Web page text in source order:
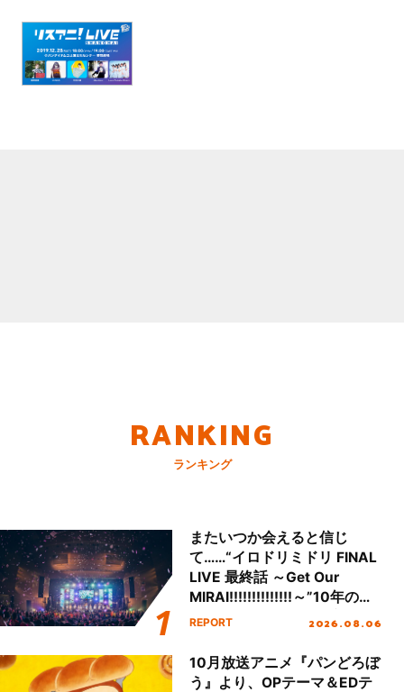
RANKING
ランキング
またいつか会えると信じ
て……“イロドリミドリ FINAL
LIVE 最終話 ～Get Our
MIRAI!!!!!!!!!!!!!!～”10年の活
動を経てファイナルを迎える
REPORT 2026.08.06
10月放送アニメ『パンどろぼ
う』より、OPテーマ＆EDテ